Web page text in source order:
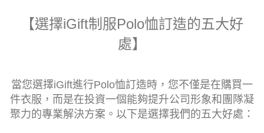
【選擇iGift制服Polo恤訂造的五大好
處】
當您選擇iGift進行Polo恤訂造時，您不僅是在購買一
件衣服，而是在投資一個能夠提升公司形象和團隊凝
聚力的專業解決方案。以下是選擇我們的五大好處：